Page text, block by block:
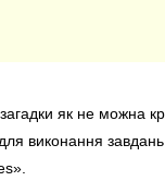
загадки як не
виконання завдань